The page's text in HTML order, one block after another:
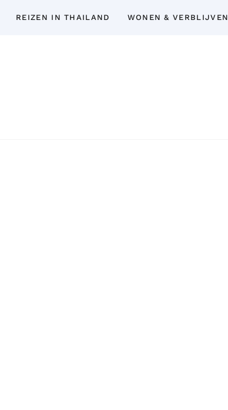
REIZEN IN THAILAND WONEN & VERBLIJVEN